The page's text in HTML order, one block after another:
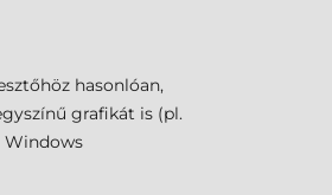
hasonlóan,
grafikát is (pl.
Windows